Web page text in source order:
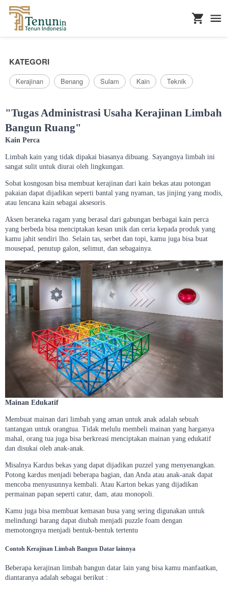
KATEGORI
Kerajinan Benang Sulam Kain Teknik
"Tugas Administrasi Usaha Kerajinan Limbah
Bangun Ruang"
Kain Perca
Limbah kain yang tidak dipakai biasanya dibuang. Sayangnya limbah ini
sangat sulit untuk diurai oleh lingkungan.
Sobat kosngosan bisa membuat kerajinan dari kain bekas atau potongan
pakaian dapat dijadikan seperti bantal yang nyaman, tas jinjing yang modis,
atau lencana kain sebagai aksesoris.
Aksen beraneka ragam yang berasal dari gabungan berbagai kain perca
yang berbeda bisa menciptakan kesan unik dan ceria kepada produk yang
kamu jahit sendiri lho. Selain tas, serbet dan topi, kamu juga bisa buat
mousepad, penutup galon, selimut, dan sebagainya.
Mainan Edukatif
Membuat mainan dari limbah yang aman untuk anak adalah sebuah
tantangan untuk orangtua. Tidak melulu membeli mainan yang harganya
mahal, orang tua juga bisa berkreasi menciptakan mainan yang edukatif
dan disukai oleh anak-anak.
Misalnya Kardus bekas yang dapat dijadikan puzzel yang menyenangkan.
Potong kardus menjadi beberapa bagian, dan Anda atau anak-anak dapat
mencoba menyusunnya kembali. Atau Karton bekas yang dijadikan
permainan papan seperti catur, dam, atau monopoli.
Kamu juga bisa membuat kemasan busa yang sering digunakan untuk
melindungi barang dapat diubah menjadi puzzle foam dengan
memotongnya menjadi bentuk-bentuk tertentu
Contoh Kerajinan Limbah Bangun Datar lainnya
Beberapa kerajinan limbah bangun datar lain yang bisa kamu manfaatkan,
diantaranya adalah sebagai berikut :